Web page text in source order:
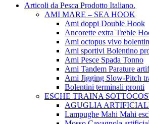
Articoli da Pesca Prodotto Italiano.
AMI MARE – SEA HOOK
Ami doppi Double Hook
Ancorette extra Treble
Ami octopus vivo
Ami sportivi Bolentino
Ami Pesce Spada Tonno
Ami Tandem Parature
Ami Jigging Slow-Pitch
Bolentini terminali pronti
ESCHE TRAINA
AGUGLIA
Lampughe Mahi Mahi